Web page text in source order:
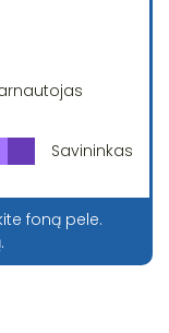
Savininkas
foną pele.